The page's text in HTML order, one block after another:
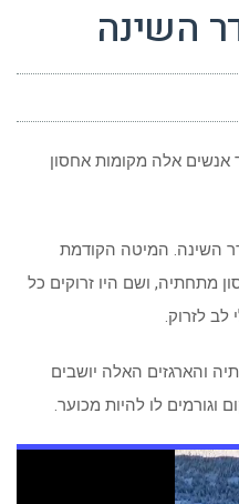
השינה
אלה מקומות אחסון
השינה. המיטה הקודמת
מתחתיה, ושם היו זרוקים כל
לב לזרוק.
והארגזים האלה יושבים
וגורמים לו להיות מכוער.